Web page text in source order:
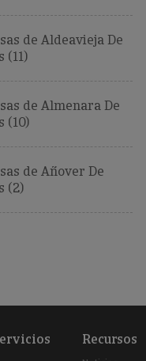
de Aldeavieja De
(11)
de Almenara De
(10)
de Añover De
(2)
Recursos